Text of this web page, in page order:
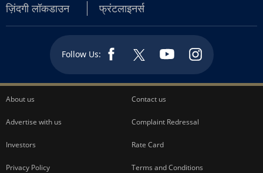
ज़िंदगी लॉकडाउन
फ्रंटलाइनर्स
Follow Us:
About us Contact us
Advertise with us Complaint Redressal
Investors Rate Card
Privacy Policy Terms and Conditions